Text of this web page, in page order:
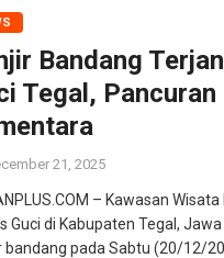
Bandang
Tegal,
21, 2025
– Kawasan
Guci di Kabupaten Tegal,
bandang pada Sabtu (20/12/